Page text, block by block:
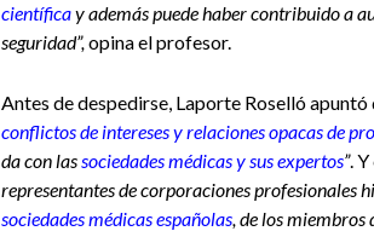
científicay además puede haber contribuido a
seguridad”,opina el profesor.
Antes de despedirse, Laporte Roselló apuntó
conflictos de intereses y relaciones opacas de
da con lassociedades médicas y sus expertos”.
representantes de corporaciones profesionales
sociedades médicas españolas, de los miembros